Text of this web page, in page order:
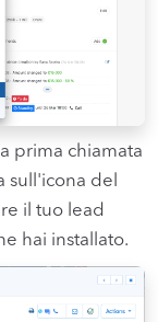
prima chiamata
sull'icona del
il tuo lead
hai installato.